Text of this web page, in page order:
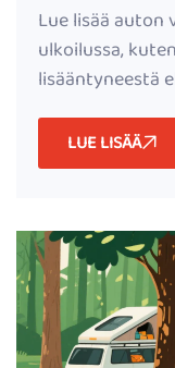
Lue lisää
ulkoilussa,
lisääntyneestä
LUE LISÄÄ